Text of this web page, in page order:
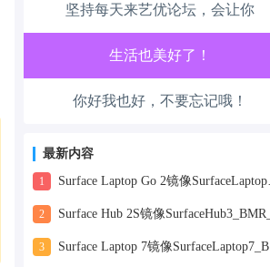
坚持每天来艺优论坛，会让你
工作也轻松了！
生活也美好了！
心情也舒畅了！
腰也不酸了！
你好我也好，不要忘记哦！
最新内容
1 Surface Laptop Go 2镜像SurfaceLaptopGo2_BMR_42032_2026.507.11898505.zip网盘下载
2 Surface Hub 2S镜像SurfaceHub3_BMR_155000_2026.420.11870147.zip网盘下载
3 Surface Laptop 7镜像SurfaceLaptop7_BMR_12010_2025.1009.12069254.zip网盘下载